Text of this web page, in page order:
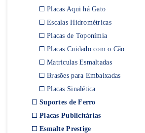
Placas Aqui há Gato
Escalas Hidrométricas
Placas de Toponímia
Placas Cuidado com o Cão
Matriculas Esmaltadas
Brasões para Embaixadas
Placas Sinalética
Suportes de Ferro
Placas Publicitárias
Esmalte Prestige